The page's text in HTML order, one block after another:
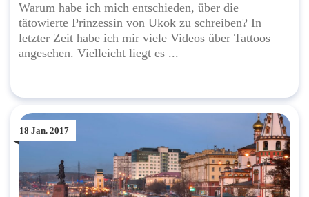
Warum habe ich mich entschieden, über die
tätowierte Prinzessin von Ukok zu schreiben? In
letzter Zeit habe ich mir viele Videos über Tattoos
angesehen. Vielleicht liegt es ...
18 Jan. 2017